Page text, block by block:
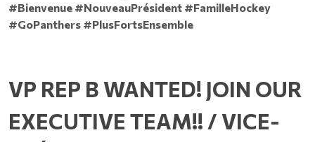
#Bienvenue #NouveauPrésident #FamilleHockey
#GoPanthers #PlusFortsEnsemble
VP REP B WANTED! JOIN OUR
EXECUTIVE TEAM!! / VICE-